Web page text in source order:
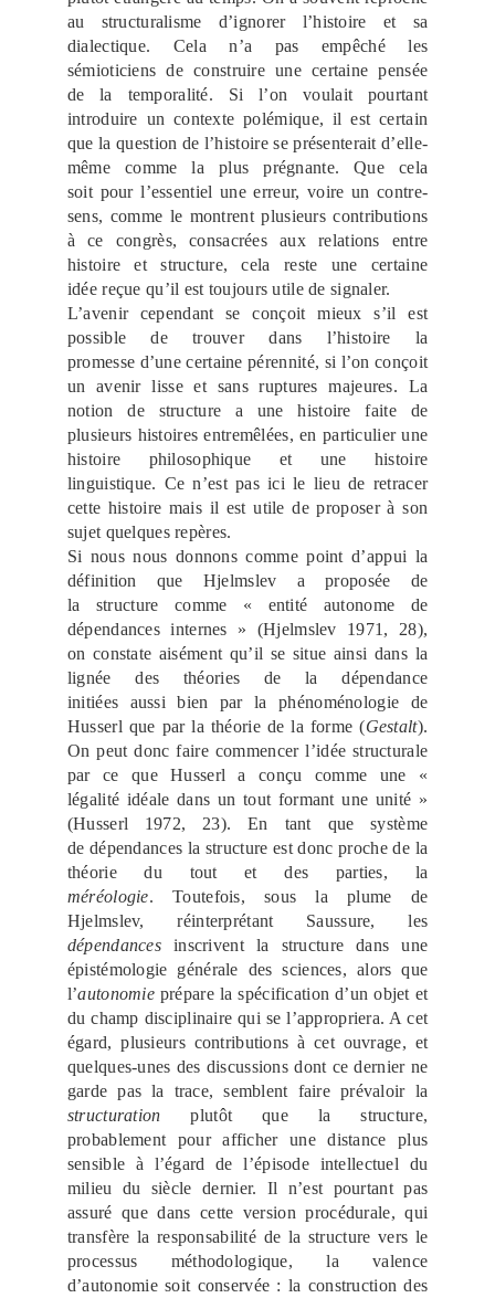
au structuralisme d’ignorer l’histoire et sa
dialectique. Cela n’a pas empêché les
sémioticiens de construire une certaine pensée
de la temporalité. Si l’on voulait pourtant
introduire un contexte polémique, il est certain
que la question de l’histoire se présenterait d’elle-
même comme la plus prégnante. Que cela
soit pour l’essentiel une erreur, voire un contre-
sens, comme le montrent plusieurs contributions
à ce congrès, consacrées aux relations entre
histoire et structure, cela reste une certaine
idée reçue qu’il est toujours utile de signaler.
L’avenir cependant se conçoit mieux s’il est
possible de trouver dans l’histoire la
promesse d’une certaine pérennité, si l’on conçoit
un avenir lisse et sans ruptures majeures. La
notion de structure a une histoire faite de
plusieurs histoires entremêlées, en particulier une
histoire philosophique et une histoire
linguistique. Ce n’est pas ici le lieu de retracer
cette histoire mais il est utile de proposer à son
sujet quelques repères.
Si nous nous donnons comme point d’appui la
définition que Hjelmslev a proposée de
la structure comme « entité autonome de
dépendances internes » (Hjelmslev 1971, 28),
on constate aisément qu’il se situe ainsi dans la
lignée des théories de la dépendance
initiées aussi bien par la phénoménologie de
Husserl que par la théorie de la forme (Gestalt).
On peut donc faire commencer l’idée structurale
par ce que Husserl a conçu comme une «
légalité idéale dans un tout formant une unité »
(Husserl 1972, 23). En tant que système
de dépendances la structure est donc proche de la
théorie du tout et des parties, la
méréologie. Toutefois, sous la plume de
Hjelmslev, réinterprétant Saussure, les
dépendancesinscrivent la structure dans une
épistémologie générale des sciences, alors que
l’autonomieprépare la spécification d’un objet et
du champ disciplinaire qui se l’appropriera. A cet
égard, plusieurs contributions à cet ouvrage, et
quelques-unes des discussions dont ce dernier ne
garde pas la trace, semblent faire prévaloir la
structuration plutôt que la structure,
probablement pour afficher une distance plus
sensible à l’égard de l’épisode intellectuel du
milieu du siècle dernier. Il n’est pourtant pas
assuré que dans cette version procédurale, qui
transfère la responsabilité de la structure vers le
processus méthodologique, la valence
d’autonomie soit conservée : la construction des